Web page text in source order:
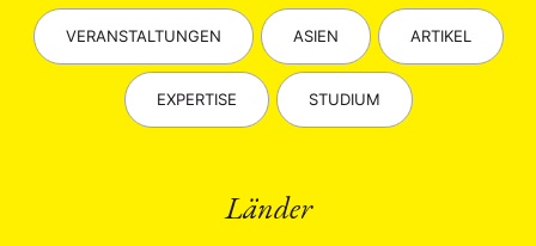
VERANSTALTUNGEN ASIEN ARTIKEL
EXPERTISE STUDIUM
Länder